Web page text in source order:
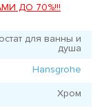
ДО 70%!!!
для ванны и
душа
Hansgrohe
Хром